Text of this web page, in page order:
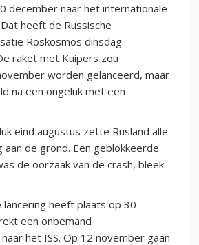
december naar het internationale
heeft de Russische
Roskosmos dinsdag
raket met Kuipers zou
worden gelanceerd, maar
na een ongeluk met een
eind augustus zette Rusland alle
de grond. Een geblokkeerde
de oorzaak van de crash, bleek
heeft plaats op 30
een onbemand
het ISS. Op 12 november gaan